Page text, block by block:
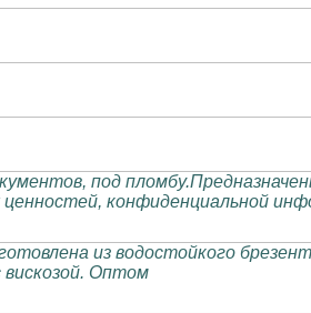
под
конфиденциальной
из водостойкого
Оптом